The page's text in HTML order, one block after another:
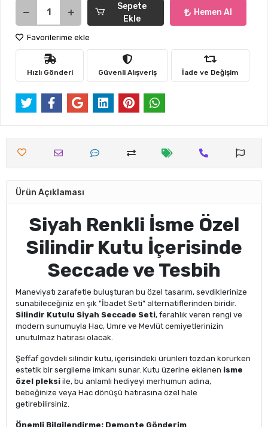
Sepete
Ekle
Hemen Al
Favorilerime ekle
Hızlı Gönderi Güvenli Alışveriş İade ve Değişim
Ürün Açıklaması
Siyah Renkli İsme Özel
Silindir Kutu İçerisinde
Seccade ve Tesbih
Maneviyatı zarafetle buluşturan bu özel tasarım, sevdiklerinize
sunabileceğiniz en şık "İbadet Seti" alternatiflerinden biridir.
Silindir Kutulu Siyah Seccade Seti, ferahlık veren rengi ve
modern sunumuyla Hac, Umre ve Mevlüt cemiyetlerinizin
unutulmaz hatırası olacak.
Şeffaf gövdeli silindir kutu, içerisindeki ürünleri tozdan korurken
estetik bir sergileme imkanı sunar. Kutu üzerine eklenen isme
özel pleksi ile, bu anlamlı hediyeyi merhumun adına,
bebeğinize veya Hac dönüşü hatırasına özel hale
getirebilirsiniz.
Önemli Bilgilendirme: Demonte Gönderim